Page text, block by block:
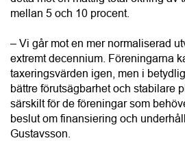
mellan 5 och 10 procent.
– Vi går mot en mer normaliserad
extremt decennium. Föreningarna
taxeringsvärden igen, men i
bättre förutsägbarhet och stabilare
särskilt för de föreningar som
beslut om finansiering och
Gustavsson.